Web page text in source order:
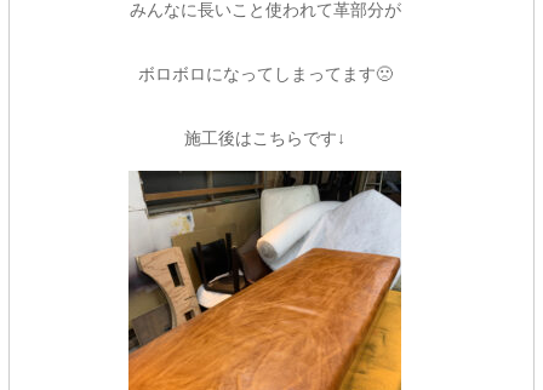
みんなに長いこと使われて革部分が
ボロボロになってしまってます🙁
施工後はこちらです↓